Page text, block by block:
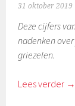
31 oktober 2019
Deze cijfers
nadenken
griezelen.
Lees verder →